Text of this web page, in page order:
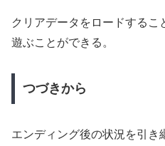
クリアデータをロードする
遊ぶことができる。
つづきから
エンディング後の状況を引